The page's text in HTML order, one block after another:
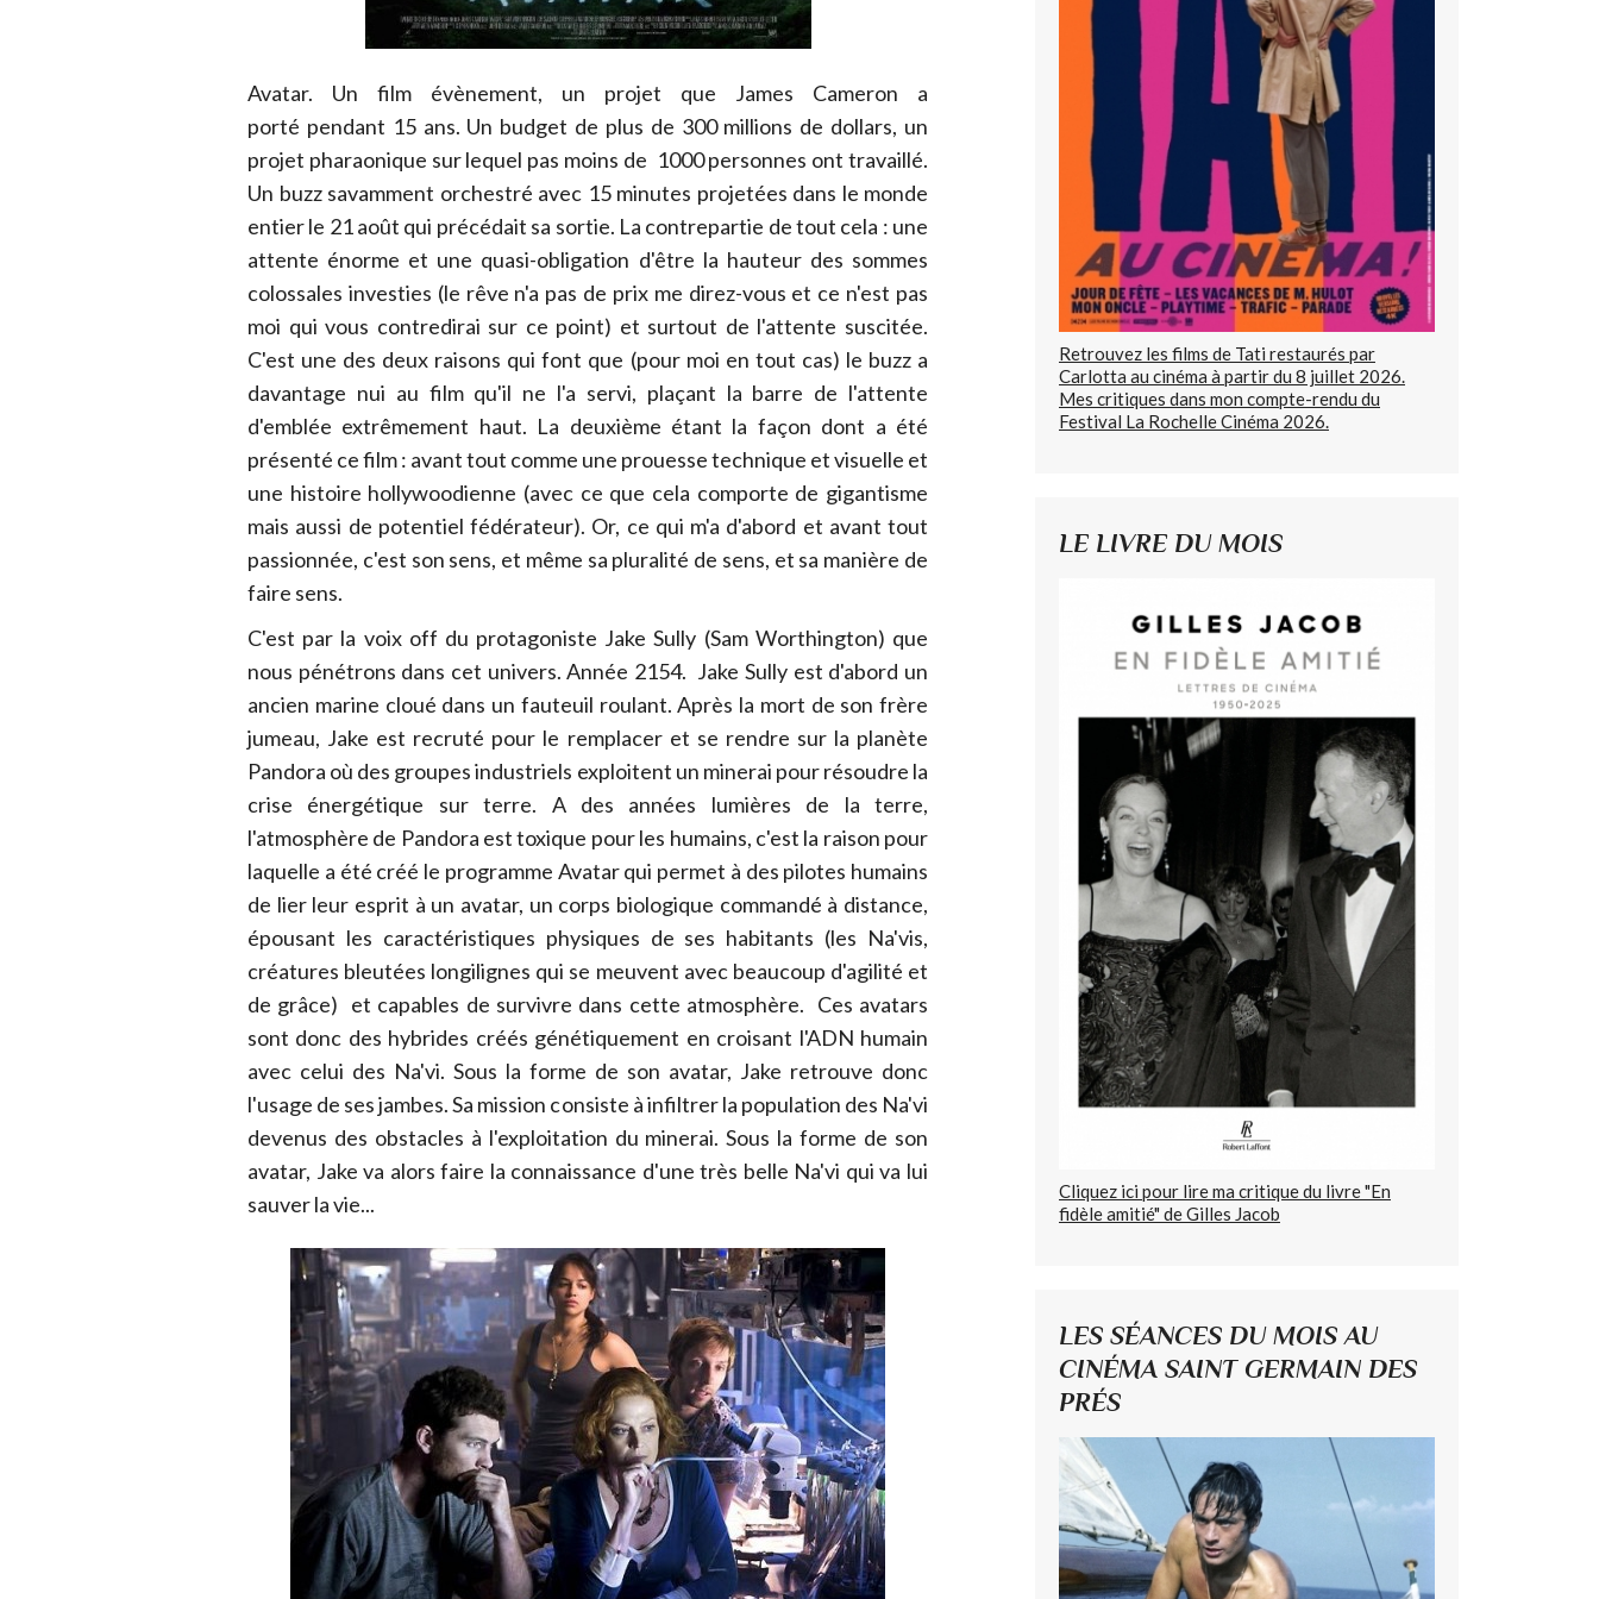
Avatar. Un film évènement, un projet que James Cameron a
porté pendant 15 ans. Un budget de plus de 300 millions de dollars, un
projet pharaonique sur lequel pas moins de 1000 personnes ont travaillé.
Un buzz savamment orchestré avec 15 minutes projetées dans le monde
entier le 21 août qui précédait sa sortie. La contrepartie de tout cela : une
attente énorme et une quasi-obligation d'être la hauteur des sommes
colossales investies (le rêve n'a pas de prix me direz-vous et ce n'est pas
moi qui vous contredirai sur ce point) et surtout de l'attente suscitée.
C'est une des deux raisons qui font que (pour moi en tout cas) le buzz a
davantage nui au film qu'il ne l'a servi, plaçant la barre de l'attente
d'emblée extrêmement haut. La deuxième étant la façon dont a été
présenté ce film : avant tout comme une prouesse technique et visuelle et
une histoire hollywoodienne (avec ce que cela comporte de gigantisme
mais aussi de potentiel fédérateur). Or, ce qui m'a d'abord et avant tout
passionnée, c'est son sens, et même sa pluralité de sens, et sa manière de
faire sens.
C'est par la voix off du protagoniste Jake Sully (Sam Worthington) que
nous pénétrons dans cet univers. Année 2154. Jake Sully est d'abord un
ancien marine cloué dans un fauteuil roulant. Après la mort de son frère
jumeau, Jake est recruté pour le remplacer et se rendre sur la planète
Pandora où des groupes industriels exploitent un minerai pour résoudre la
crise énergétique sur terre. A des années lumières de la terre,
l'atmosphère de Pandora est toxique pour les humains, c'est la raison pour
laquelle a été créé le programme Avatar qui permet à des pilotes humains
de lier leur esprit à un avatar, un corps biologique commandé à distance,
épousant les caractéristiques physiques de ses habitants (les Na'vis,
créatures bleutées longilignes qui se meuvent avec beaucoup d'agilité et
de grâce) et capables de survivre dans cette atmosphère. Ces avatars
sont donc des hybrides créés génétiquement en croisant l'ADN humain
avec celui des Na'vi. Sous la forme de son avatar, Jake retrouve donc
l'usage de ses jambes. Sa mission consiste à infiltrer la population des Na'vi
devenus des obstacles à l'exploitation du minerai. Sous la forme de son
avatar, Jake va alors faire la connaissance d'une très belle Na'vi qui va lui
sauver la vie...
Retrouvez les films de Tati restaurés par
Carlotta au cinéma à partir du 8 juillet 2026.
Mes critiques dans mon compte-rendu du
Festival La Rochelle Cinéma 2026.
LE LIVRE DU MOIS
Cliquez ici pour lire ma critique du livre "En
fidèle amitié" de Gilles Jacob
LES SÉANCES DU MOIS AU
CINÉMA SAINT GERMAIN DES
PRÉS